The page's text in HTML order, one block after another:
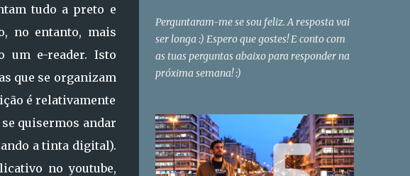
tudo a preto e
no entanto, mais
um e-reader. Isto
que se organizam
é relativamente
quisermos andar
a tinta digital).
no youtube,
Perguntaram-me se sou feliz. A resposta vai
ser longa :) Espero que gostes! E conto com
as tuas perguntas abaixo para responder na
próxima semana! :)